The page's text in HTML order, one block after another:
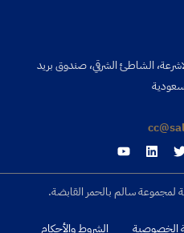
– الدور 21 شارع الاشرعة، الشاطئ الشرقي، صندوق بريد
الخصوصية الشروط والأحكام